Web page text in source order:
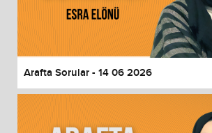
Arafta Sorular - 14 06 2026